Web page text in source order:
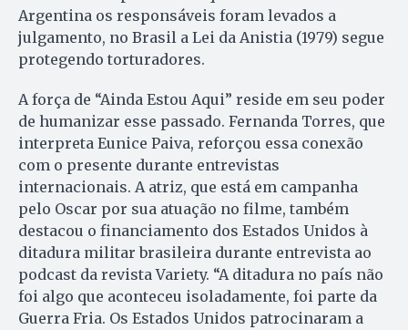
Argentina os responsáveis foram levados a
julgamento, no Brasil a Lei da Anistia (1979) segue
protegendo torturadores.
A força de “Ainda Estou Aqui” reside em seu poder
de humanizar esse passado. Fernanda Torres, que
interpreta Eunice Paiva, reforçou essa conexão
com o presente durante entrevistas
internacionais. A atriz, que está em campanha
pelo Oscar por sua atuação no filme, também
destacou o financiamento dos Estados Unidos à
ditadura militar brasileira durante entrevista ao
podcast da revista Variety. “A ditadura no país não
foi algo que aconteceu isoladamente, foi parte da
Guerra Fria. Os Estados Unidos patrocinaram a